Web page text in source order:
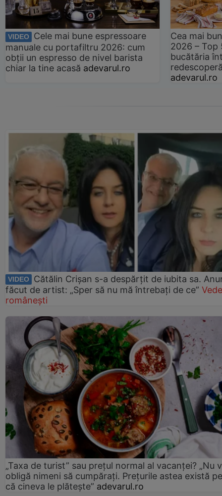
VIDEO
Cele mai bune espressoare
manuale cu portafiltru 2026: cum
obții un espresso de nivel barista
chiar la tine acasă adevarul.ro
Cea mai
2026 –
bucătăria
adevarul.ro
VIDEO
Cătălin Crișan s-a despărțit de iubita sa.
făcut de artist: „Sper să nu mă întrebați de ce”
românești
„Taxa de turist” sau prețul normal al vacanței? „Nu
obligă nimeni să cumpărați. Prețurile astea există
că cineva le plătește” adevarul.ro